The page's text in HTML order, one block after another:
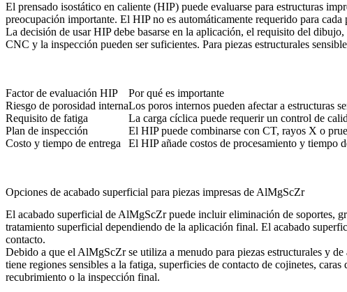
El prensado isostático en caliente (HIP) puede evaluarse para estructuras
preocupación importante. El HIP no es automáticamente requerido para
La decisión de usar HIP debe basarse en la aplicación, el requisito del
CNC y la inspección pueden ser suficientes. Para piezas estructurales
Factor de evaluación HIP Por qué es importante
Riesgo de porosidad internaLos poros internos pueden afectar a estructuras
Requisito de fatiga
La carga cíclica puede requerir un control de
Plan de inspección
El HIP puede combinarse con CT, rayos X o
Costo y tiempo de entrega
El HIP añade costos de procesamiento y tiempo
Opciones de acabado superficial para piezas impresas de AlMgScZr
El acabado superficial de AlMgScZr puede incluir eliminación de soportes,
tratamiento superficial dependiendo de la aplicación final. El acabado
contacto.
Debido a que el AlMgScZr se utiliza a menudo para piezas estructurales y
tiene regiones sensibles a la fatiga, superficies de contacto de cojinetes,
recubrimiento o la inspección final.